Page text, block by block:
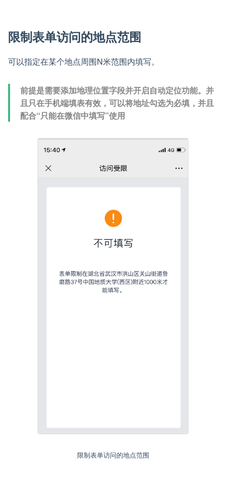
限制表单访问的地点范围
可以指定在某个地点周围N米范围内填写。
前提是需要添加地理位置字段并开启自动定位功能。并
且只在手机端填表有效，可以将地址勾选为必填，并且
配合“只能在微信中填写”使用
限制表单访问的地点范围